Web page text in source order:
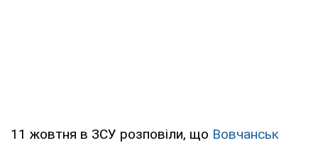
11 жовтня в ЗСУ розповіли, що Вовчанськ